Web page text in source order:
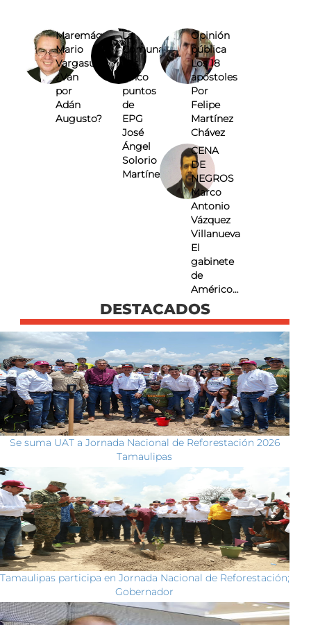
Maremágnum
Mario
Vargasuárez
¿Van
por
Adán
Augusto?
La
Comuna
Los
cinco
puntos
de
EPG
José
Ángel
Solorio
Martínez
Opinión
pública
Los 18
apóstoles
Por
Felipe
Martínez
Chávez
CENA
DE
NEGROS
Marco
Antonio
Vázquez
Villanueva
El
gabinete
de
Américo…
DESTACADOS
Se suma UAT a Jornada Nacional de Reforestación 2026
Tamaulipas
Tamaulipas participa en Jornada Nacional de Reforestación;
Gobernador